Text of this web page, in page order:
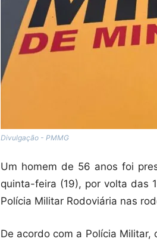
Divulgação - PMMG
Um homem de 56 anos foi
quinta-feira (19), por volta das
Polícia Militar Rodoviária nas
De acordo com a Polícia